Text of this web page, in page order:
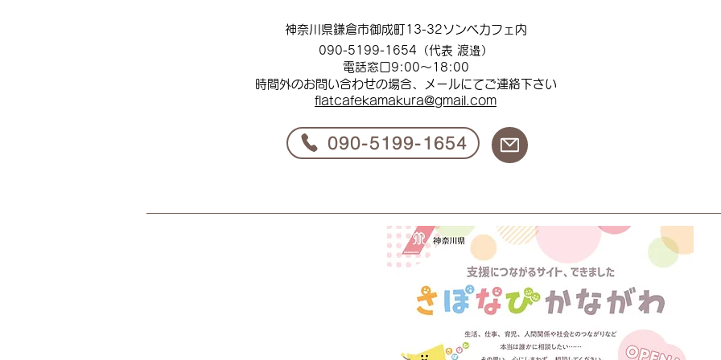
神奈川県鎌倉市御成町13-32ソンベカフェ内
090-5199-1654（代表 渡邉）
電話窓口9:00～18:00
時間外のお問い合わせの場合、メールにてご連絡下さい
flatcafekamakura@gmail.com
​090-5199-1654